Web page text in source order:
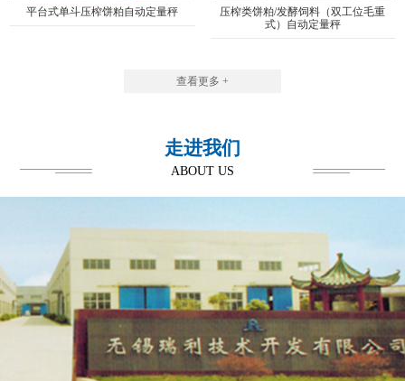
平台式单斗压榨饼粕自动定量秤
压榨类饼粕/发酵饲料（双工位毛重
式）自动定量秤
查看更多 +
走进我们
ABOUT US